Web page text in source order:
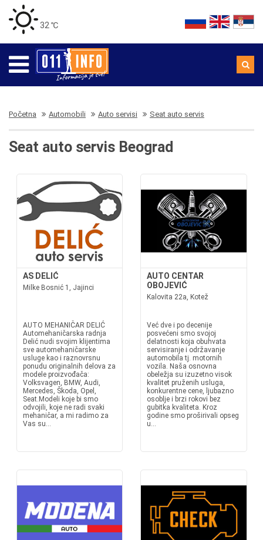
32 ℃
Početna Automobili Auto servisi Seat auto servis
Seat auto servis Beograd
AS DELIĆ
Milke Bosnić 1, Jajinci
AUTO MEHANIČAR DELIĆ
Automehaničarska radnja
Delić nudi svojim klijentima
sve automehaničarske
usluge kao i raznovrsnu
ponudu originalnih delova za
modele proizvođača:
Volksvagen, BMW, Audi,
Mercedes, Škoda, Opel,
Seat.Modeli koje bi smo
odvojili, koje ne radi svaki
mehaničar, a mi radimo za
Vas su...
AUTO CENTAR
OBOJEVIĆ
Kalovita 22a, Kotež
Već dve i po decenije
posvećeni smo svojoj
delatnosti koja obuhvata
servisiranje i održavanje
automobila tj. motornih
vozila. Naša osnovna
obeležja su izuzetno visok
kvalitet pruženih usluga,
konkurentne cene, ljubazno
osoblje i brzi rokovi bez
gubitka kvaliteta. Kroz
godine smo proširivali opseg
u...